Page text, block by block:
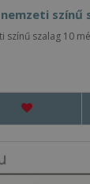
színű
színű szalag 10